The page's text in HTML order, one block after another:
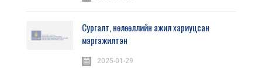
Сургалт, нөлөөллийн ажил хариуцсан
мэргэжилтэн
2025-01-29